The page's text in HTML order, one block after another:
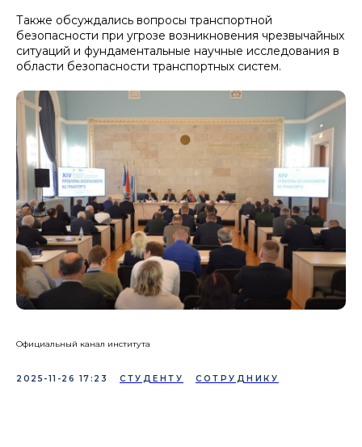
Также обсуждались вопросы транспортной
безопасности при угрозе возникновения чрезвычайных
ситуаций и фундаментальные научные исследования в
области безопасности транспортных систем.
Официальный канал института
2025-11-26 17:23 СТУДЕНТУ СОТРУДНИКУ